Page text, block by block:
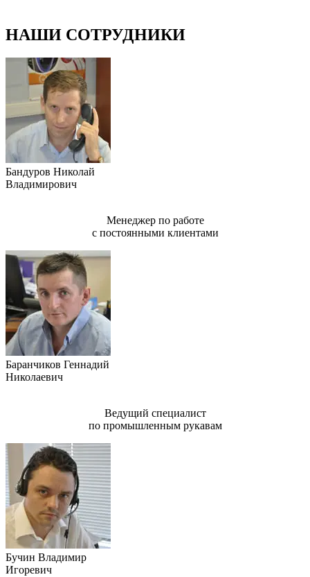
НАШИ СОТРУДНИКИ
Бандуров Николай
Владимирович
Менеджер по работе
с постоянными клиентами
Баранчиков Геннадий
Николаевич
Ведущий специалист
по промышленным рукавам
Бучин Владимир
Игоревич